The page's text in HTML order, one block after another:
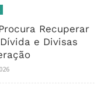
Recuperar
e Divisas